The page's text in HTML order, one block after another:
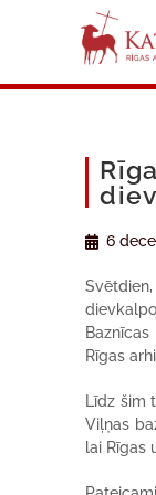
6
Rīgas
Līdz
Viļņas
lai Rīgas